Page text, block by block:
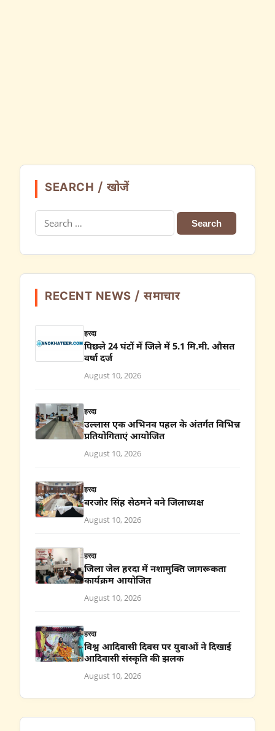
SEARCH / खोजें
for:
RECENT NEWS / समाचार
हरदा
पिछले 24 घंटों में जिले में 5.1 मि.मी. औसत
वर्षा दर्ज
August 10, 2026
हरदा
उल्लास एक अभिनव पहल के अंतर्गत विभिन्न
प्रतियोगिताएं आयोजित
August 10, 2026
हरदा
बरजोर सिंह सेठमने बने जिलाध्यक्ष
August 10, 2026
हरदा
जिला जेल हरदा में नशामुक्ति जागरूकता
कार्यक्रम आयोजित
August 10, 2026
हरदा
विश्व आदिवासी दिवस पर युवाओं ने दिखाई
आदिवासी संस्कृति की झलक
August 10, 2026